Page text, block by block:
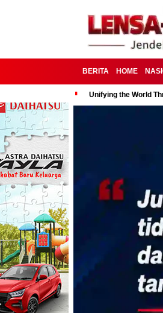
BERITA HOME
Unifying the World